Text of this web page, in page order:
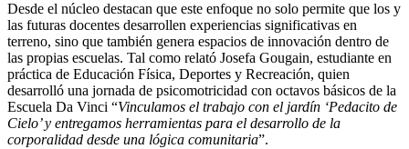
Desde el núcleo destacan que este enfoque no solo permite que los y
las futuras docentes desarrollen experiencias significativas en
terreno, sino que también genera espacios de innovación dentro de
las propias escuelas. Tal como relató Josefa Gougain, estudiante en
práctica de Educación Física, Deportes y Recreación, quien
desarrolló una jornada de psicomotricidad con octavos básicos de la
Escuela Da Vinci “Vinculamos el trabajo con el jardín ‘Pedacito de
Cielo’ y entregamos herramientas para el desarrollo de la
corporalidad desde una lógica comunitaria”.